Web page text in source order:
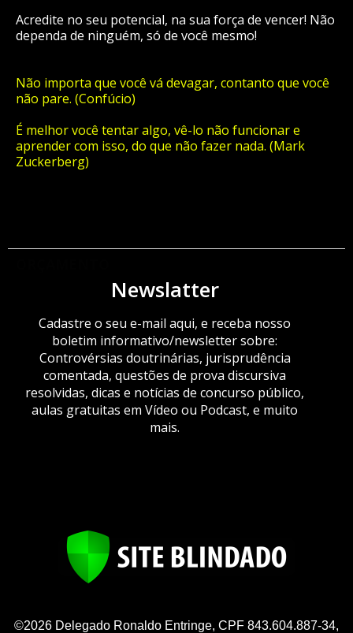
Acredite no seu potencial, na sua força de vencer! Não
dependa de ninguém, só de você mesmo!
Não importa que você vá devagar, contanto que você
não pare. (Confúcio)
É melhor você tentar algo, vê-lo não funcionar e
aprender com isso, do que não fazer nada. (Mark
Zuckerberg)
Newslatter
Cadastre o seu e-mail aqui, e receba nosso
boletim informativo/newsletter sobre:
Controvérsias doutrinárias, jurisprudência
comentada, questões de prova discursiva
resolvidas, dicas e notícias de concurso público,
aulas gratuitas em Vídeo ou Podcast, e muito
mais.
©2026 Delegado Ronaldo Entringe, CPF 843.604.887-34,